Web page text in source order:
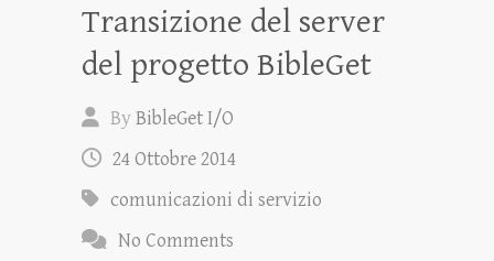
Transizione del server
del progetto BibleGet
ByBibleGet I/O
24 Ottobre 2014
comunicazioni di servizio
No Comments